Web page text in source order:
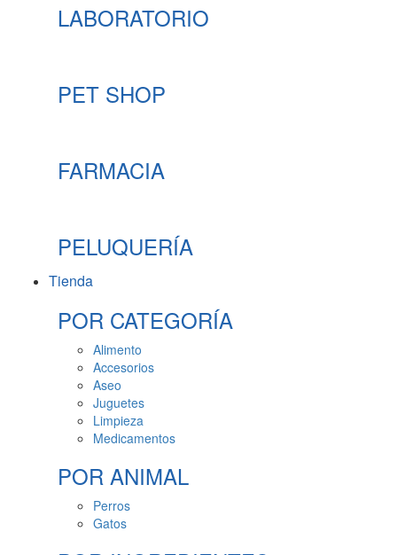
LABORATORIO
PET SHOP
FARMACIA
PELUQUERÍA
Tienda
POR CATEGORÍA
Alimento
Accesorios
Aseo
Juguetes
Limpieza
Medicamentos
POR ANIMAL
Perros
Gatos